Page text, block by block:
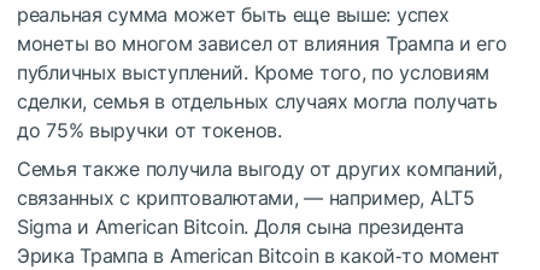
реальная сумма может быть еще выше: успех
монеты во многом зависел от влияния Трампа и его
публичных выступлений. Кроме того, по условиям
сделки, семья в отдельных случаях могла получать
до 75% выручки от токенов.
Семья также получила выгоду от других компаний,
связанных с криптовалютами, — например, ALT5
Sigma и American Bitcoin. Доля сына президента
Эрика Трампа в American Bitcoin в какой‑то момент